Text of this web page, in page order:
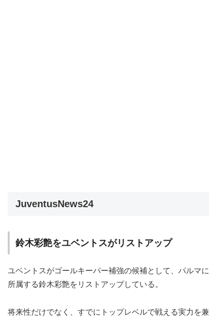
JuventusNews24
鈴木彩艶をユベントスがリストアップ
ユベントスがゴールキーパー補強の候補として、パルマに
所属する鈴木彩艶をリストアップしている。
将来性だけでなく、すでにトップレベルで戦える実力を兼